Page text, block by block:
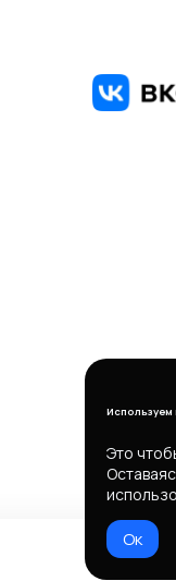
Используем
Это
Ок